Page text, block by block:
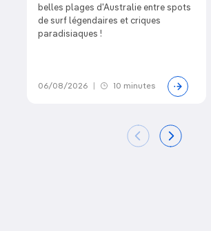
belles plages d'Australie entre spots
de surf légendaires et criques
paradisiaques !
06/08/2026 10 minutes